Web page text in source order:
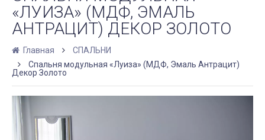
«ЛУИЗА» (МДФ, ЭМАЛЬ
АНТРАЦИТ) ДЕКОР ЗОЛОТО
Главная
СПАЛЬНИ
Спальня модульная «Луиза» (МДФ, Эмаль Антрацит)
Декор Золото